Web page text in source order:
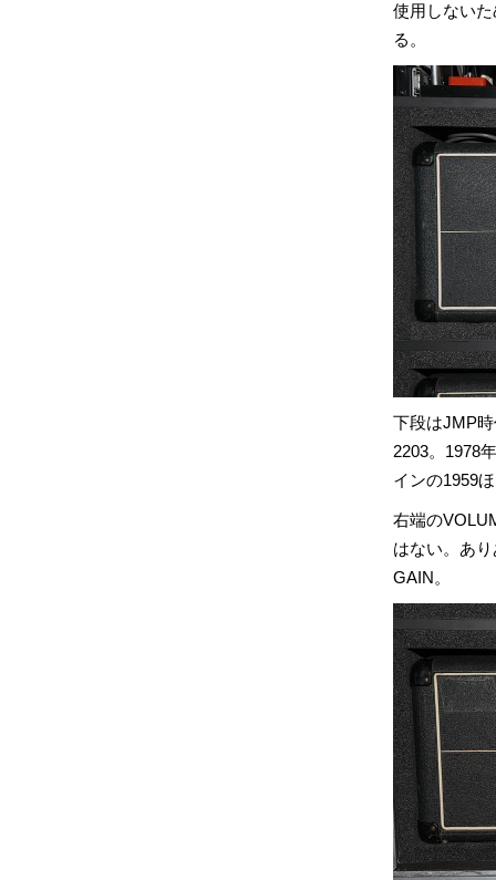
使用しない
る。
下段はJMP
2203。1978
インの1959
右端の
はない。あ
GAIN。